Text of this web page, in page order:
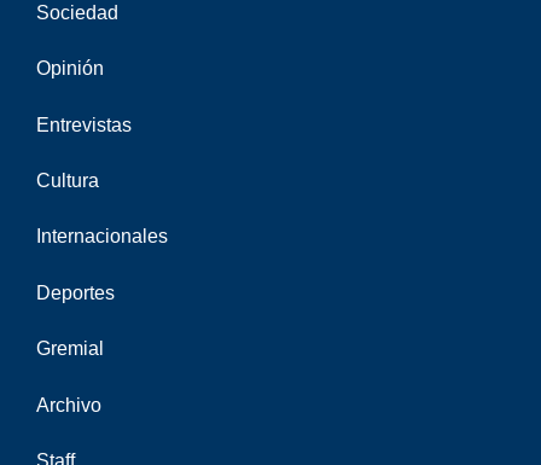
Sociedad
Opinión
Entrevistas
Cultura
Internacionales
Deportes
Gremial
Archivo
Staff